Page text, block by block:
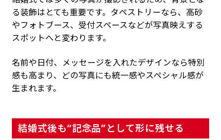
る装飾はとても重要です。タペストリーなら、高砂
やフォトブース、受付スペースなどが写真映えする
スポットへと変わります。
名前や日付、メッセージを入れたデザインなら特別
感も高まり、どの写真にも統一感やスペシャル感が
生まれます。
結婚式後も“記念品”として形に残せる